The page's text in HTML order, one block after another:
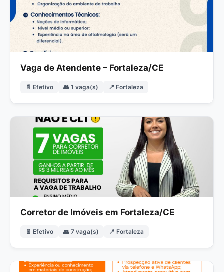
Vaga de Atendente – Fortaleza/CE
📄 Efetivo 👥 1 vaga(s) 📍 Fortaleza
Corretor de Imóveis em Fortaleza/CE
📄 Efetivo 👥 7 vaga(s) 📍 Fortaleza